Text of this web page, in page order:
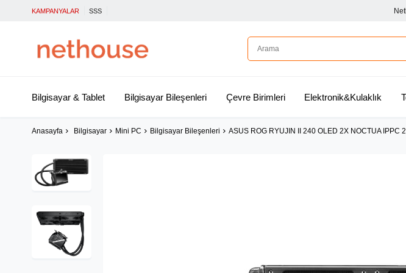
KAMPANYALAR SSS
Bilgisayar & Tablet Bilgisayar Bileşenleri Çevre Birimleri Elektronik&Kulaklık
Anasayfa Bilgisayar Mini PC Bilgisayar Bileşenleri ASUS ROG RYUJIN II 240 OLED 2X NOCTUA IPPC